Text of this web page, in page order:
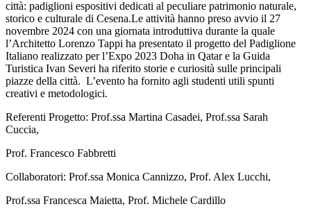
città: padiglioni espositivi dedicati al peculiare patrimonio naturale,
storico e culturale di Cesena.Le attività hanno preso avvio il 27
novembre 2024 con una giornata introduttiva durante la quale
l’Architetto Lorenzo Tappi ha presentato il progetto del Padiglione
Italiano realizzato per l’Expo 2023 Doha in Qatar e la Guida
Turistica Ivan Severi ha riferito storie e curiosità sulle principali
piazze della città. L’evento ha fornito agli studenti utili spunti
creativi e metodologici.
Referenti Progetto: Prof.ssa Martina Casadei, Prof.ssa Sarah
Cuccia,
Prof. Francesco Fabbretti
Collaboratori: Prof.ssa Monica Cannizzo, Prof. Alex Lucchi,
Prof.ssa Francesca Maietta, Prof. Michele Cardillo